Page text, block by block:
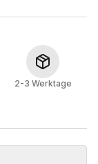
2-3 Werktage